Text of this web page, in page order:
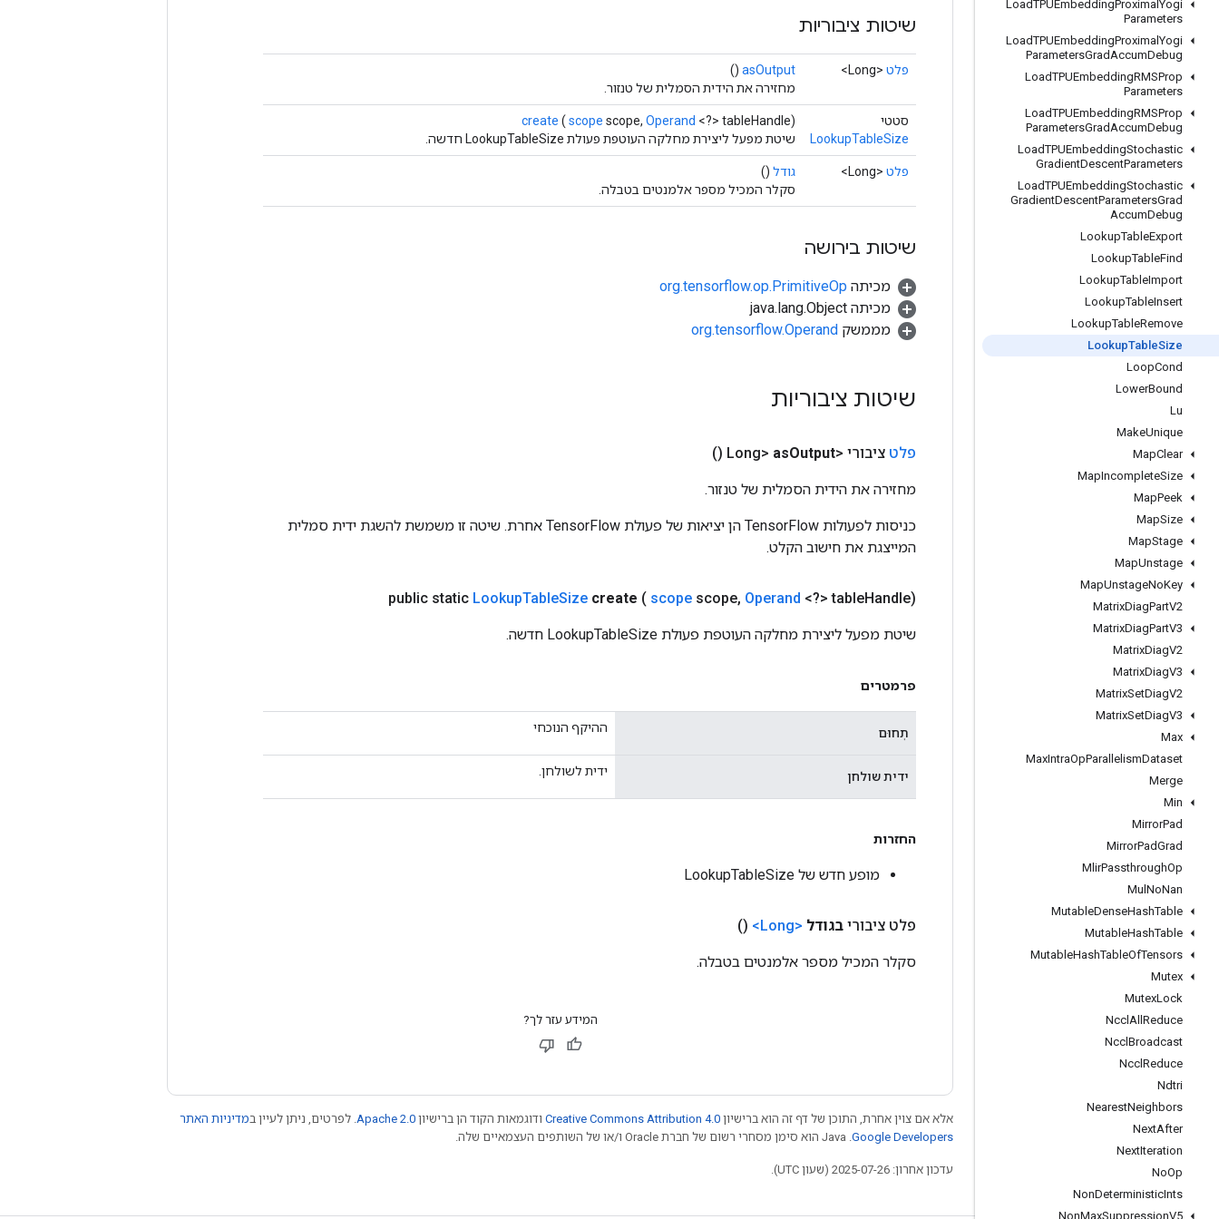
LoadTPUEmbeddingProximalYogi
Parameters
LoadTPUEmbeddingProximalYogi
ParametersGradAccumDebug
LoadTPUEmbeddingRMSProp
Parameters
LoadTPUEmbeddingRMSProp
ParametersGradAccumDebug
LoadTPUEmbeddingStochastic
GradientDescentParameters
LoadTPUEmbeddingStochastic
GradientDescentParametersGrad
AccumDebug
LookupTableExport
LookupTableFind
LookupTableImport
LookupTableInsert
LookupTableRemove
LookupTableSize
LoopCond
LowerBound
Lu
MakeUnique
MapClear
MapIncompleteSize
MapPeek
MapSize
MapStage
MapUnstage
MapUnstageNoKey
MatrixDiagPartV2
MatrixDiagPartV3
MatrixDiagV2
MatrixDiagV3
MatrixSetDiagV2
MatrixSetDiagV3
Max
MaxIntraOpParallelismDataset
Merge
Min
MirrorPad
MirrorPadGrad
MlirPassthroughOp
Mul NoNan
MutableDenseHashTable
MutableHashTable
MutableHashTableOfTensors
Mutex
MutexLock
Nccl All Reduce
Nccl Broadcast
Nccl Reduce
Ndtri
NearestNeighbors
NextAfter
NextIteration
NoOp
NonDeterministicInts
NonMaxSuppressionV5
שיטות ציבוריות
פלט <Long>
asOutput
()
מחזירה את הידית הסמלית של טנזור.
סטטי
LookupTableSize
create ( scope scope, Operand <?> tableHandle)
שיטת מפעל ליצירת מחלקה העוטפת פעולת LookupTableSize חדשה.
פלט <Long> גודל ()
סקלר המכיל מספר אלמנטים בטבלה.
שיטות בירושה
מכיתה org.tensorflow.op.PrimitiveOp
מכיתה java.lang.Object
מממשק org.tensorflow.Operand
שיטות ציבוריות
פלט ציבורי <Long> asOutput
()
מחזירה את הידית הסמלית של טנזור.
כניסות לפעולות TensorFlow הן יציאות של פעולת TensorFlow אחרת. שיטה זו משמשת להשגת ידית סמלית
המייצגת את חישוב הקלט.
public static LookupTableSize create ( scope scope, Operand <?> tableHandle)
שיטת מפעל ליצירת מחלקה העוטפת פעולת LookupTableSize חדשה.
פרמטרים
תְחוּם ההיקף הנוכחי
ידית שולחן ידית לשולחן.
החזרות
מופע חדש של LookupTableSize
פלט ציבורי בגודל <Long>
()
סקלר המכיל מספר אלמנטים בטבלה.
המידע עזר לך?
אלא אם צוין אחרת, התוכן של דף זה הוא ברישיון Creative Commons Attribution 4.0 ודוגמאות הקוד הן ברישיון Apache 2.0 . לפרטים, ניתן לעיין במדיניות האתר
Google Developers‏
עדכון אחרון: 2025-07-26 (שעון UTC).